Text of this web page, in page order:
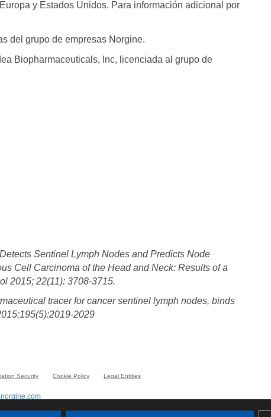
y Estados Unidos. Para información adicional por
del grupo de empresas Norgine.
Biopharmaceuticals, Inc, licenciada al grupo de
Sentinel Lymph Nodes and Predicts Node
Cell Carcinoma of the Head and Neck: Results of a
2015; 22(11): 3708-3715.
tracer for cancer sentinel lymph nodes, binds
2029
Security Cookie Policy Legal Entities
2020